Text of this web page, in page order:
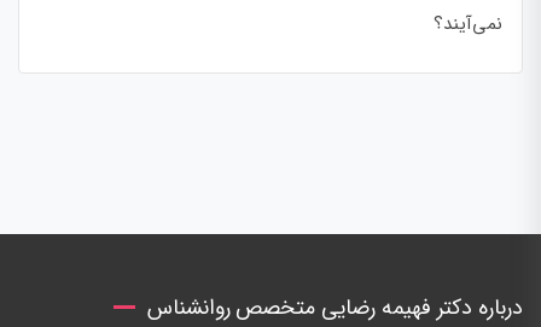
نمی‌آیند؟
درباره دکتر فهیمه رضایی متخصص روانشناس